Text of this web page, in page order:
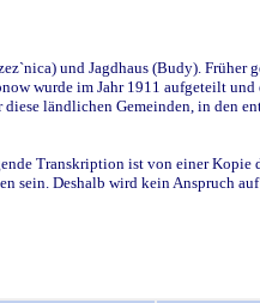
und Jagdhaus (Budy). Früher
wurde im Jahr 1911 aufgeteilt
ländlichen Gemeinden, in den
Transkription ist von einer
sein. Deshalb wird kein Anspruch